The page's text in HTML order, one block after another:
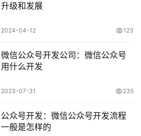
升级和发展
2024-04-12 123
微信公众号开发公司：微信公众号
用什么开发
2023-07-31 235
公众号开发：微信公众号开发流程
一般是怎样的